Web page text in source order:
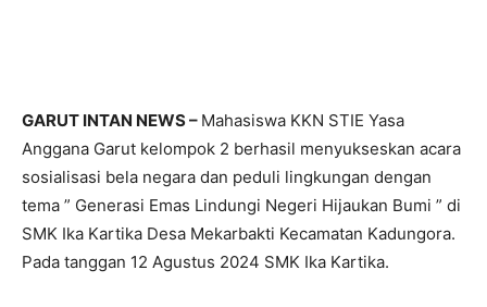
GARUT INTAN NEWS – Mahasiswa KKN STIE Yasa
Anggana Garut kelompok 2 berhasil menyukseskan acara
sosialisasi bela negara dan peduli lingkungan dengan
tema ” Generasi Emas Lindungi Negeri Hijaukan Bumi ” di
SMK Ika Kartika Desa Mekarbakti Kecamatan Kadungora.
Pada tanggan 12 Agustus 2024 SMK Ika Kartika.